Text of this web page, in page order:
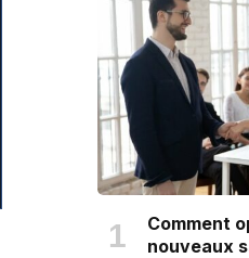
Comment
nouveaux